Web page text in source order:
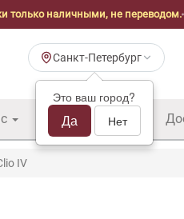
только наличными, не переводом.
Санкт-Петербург
Это ваш город?
Да Нет
Шины б/у оптом
IV